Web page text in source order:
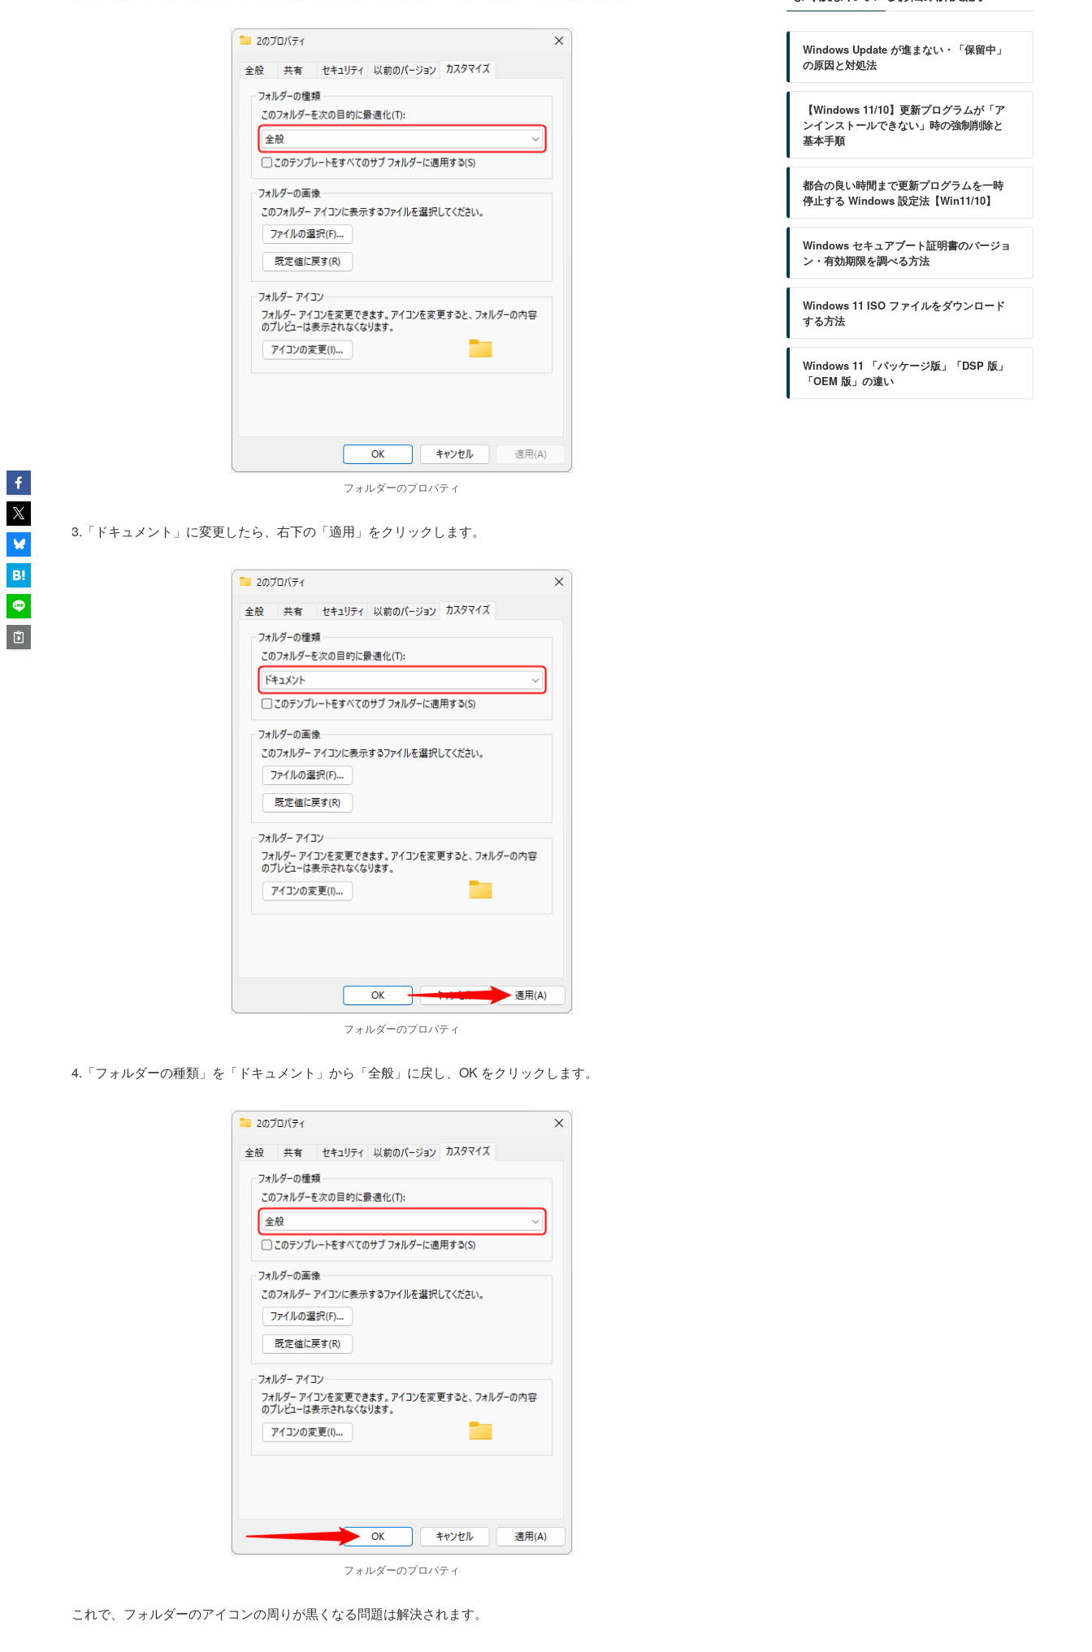
フォルダーのプロパティ
3.「ドキュメント」に変更したら、右下の「適用」をクリックします。
フォルダーのプロパティ
4.「フォルダーの種類」を「ドキュメント」から「全般」に戻し、OK をクリックします。
フォルダーのプロパティ
これで、フォルダーのアイコンの周りが黒くなる問題は解決されます。
Windows Update が進まない・「保留中」
の原因と対処法
【Windows 11/10】更新プログラムが「ア
ンインストールできない」時の強制削除と
基本手順
都合の良い時間まで更新プログラムを一時
停止する Windows 設定法【Win11/10】
Windows セキュアブート証明書のバージョ
ン・有効期限を調べる方法
Windows 11 ISO ファイルをダウンロード
する方法
Windows 11 「パッケージ版」「DSP 版」
「OEM 版」の違い